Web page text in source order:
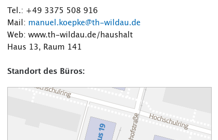
Tel.: +49 3375 508 916
Mail: manuel.koepke@th-wildau.de
Web: www.th-wildau.de/haushalt
Haus 13, Raum 141
Standort des Büros: